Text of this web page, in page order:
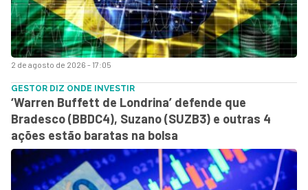
2 de agosto de 2026 - 17:05
GESTOR DIZ ONDE INVESTIR
‘Warren Buffett de Londrina’ defende que
Bradesco (BBDC4), Suzano (SUZB3) e outras 4
ações estão baratas na bolsa